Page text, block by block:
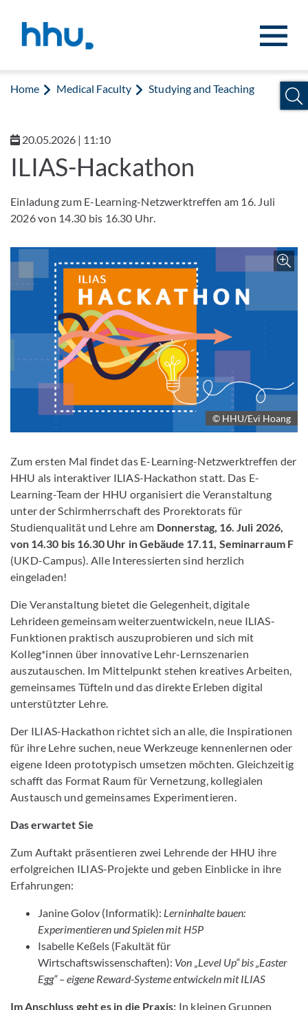
Home Medical Faculty Studying and Teaching
20.05.2026 | 11:10
ILIAS-Hackathon
Einladung zum E-Learning-Netzwerktreffen am 16. Juli
2026 von 14.30 bis 16.30 Uhr.
© HHU/Evi Hoang
Zum ersten Mal findet das E-Learning-Netzwerktreffen der
HHU als interaktiver ILIAS-Hackathon statt. Das E-
Learning-Team der HHU organisiert die Veranstaltung
unter der Schirmherrschaft des Prorektorats für
Studienqualität und Lehre am Donnerstag, 16. Juli 2026,
von 14.30 bis 16.30 Uhr in Gebäude 17.11, Seminarraum F
(UKD-Campus). Alle Interessierten sind herzlich
eingeladen!
Die Veranstaltung bietet die Gelegenheit, digitale
Lehrideen gemeinsam weiterzuentwickeln, neue ILIAS-
Funktionen praktisch auszuprobieren und sich mit
Kolleg*innen über innovative Lehr-Lernszenarien
auszutauschen. Im Mittelpunkt stehen kreatives Arbeiten,
gemeinsames Tüfteln und das direkte Erleben digital
unterstützter Lehre.
Der ILIAS-Hackathon richtet sich an alle, die Inspirationen
für ihre Lehre suchen, neue Werkzeuge kennenlernen oder
eigene Ideen prototypisch umsetzen möchten. Gleichzeitig
schafft das Format Raum für Vernetzung, kollegialen
Austausch und gemeinsames Experimentieren.
Das erwartet Sie
Zum Auftakt präsentieren zwei Lehrende der HHU ihre
erfolgreichen ILIAS-Projekte und geben Einblicke in ihre
Erfahrungen:
Janine Golov (Informatik): Lerninhalte bauen:
Experimentieren und Spielen mit H5P
Isabelle Keßels (Fakultät für
Wirtschaftswissenschaften): Von „Level Up“ bis „Easter
Egg“ – eigene Reward-Systeme entwickeln mit ILIAS
Im Anschluss geht es in die Praxis: In kleinen Gruppen